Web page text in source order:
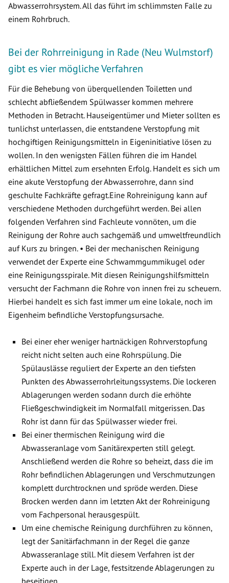
Abwasserrohrsystem. All das führt im schlimmsten Falle zu
einem Rohrbruch.
Bei der Rohrreinigung in Rade (Neu Wulmstorf)
gibt es vier mögliche Verfahren
Für die Behebung von überquellenden Toiletten und
schlecht abfließendem Spülwasser kommen mehrere
Methoden in Betracht. Hauseigentümer und Mieter sollten es
tunlichst unterlassen, die entstandene Verstopfung mit
hochgiftigen Reinigungsmitteln in Eigeninitiative lösen zu
wollen. In den wenigsten Fällen führen die im Handel
erhältlichen Mittel zum ersehnten Erfolg. Handelt es sich um
eine akute Verstopfung der Abwasserrohre, dann sind
geschulte Fachkräfte gefragt.Eine Rohreinigung kann auf
verschiedene Methoden durchgeführt werden. Bei allen
folgenden Verfahren sind Fachleute vonnöten, um die
Reinigung der Rohre auch sachgemäß und umweltfreundlich
auf Kurs zu bringen. • Bei der mechanischen Reinigung
verwendet der Experte eine Schwammgummikugel oder
eine Reinigungsspirale. Mit diesen Reinigungshilfsmitteln
versucht der Fachmann die Rohre von innen frei zu scheuern.
Hierbei handelt es sich fast immer um eine lokale, noch im
Eigenheim befindliche Verstopfungsursache.
Bei einer eher weniger hartnäckigen Rohrverstopfung
reicht nicht selten auch eine Rohrspülung. Die
Spülauslässe reguliert der Experte an den tiefsten
Punkten des Abwasserrohrleitungssystems. Die lockeren
Ablagerungen werden sodann durch die erhöhte
Fließgeschwindigkeit im Normalfall mitgerissen. Das
Rohr ist dann für das Spülwasser wieder frei.
Bei einer thermischen Reinigung wird die
Abwasseranlage vom Sanitärexperten still gelegt.
Anschließend werden die Rohre so beheizt, dass die im
Rohr befindlichen Ablagerungen und Verschmutzungen
komplett durchtrocknen und spröde werden. Diese
Brocken werden dann im letzten Akt der Rohreinigung
vom Fachpersonal herausgespült.
Um eine chemische Reinigung durchführen zu können,
legt der Sanitärfachmann in der Regel die ganze
Abwasseranlage still. Mit diesem Verfahren ist der
Experte auch in der Lage, festsitzende Ablagerungen zu